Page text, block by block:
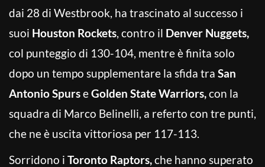
dai 28 di Westbrook, ha trascinato al successo i
suoi Houston Rockets, contro il Denver Nuggets,
col punteggio di 130-104, mentre è finita solo
dopo un tempo supplementare la sfida tra San
Antonio SpurseGolden State Warriors,con la
squadra di Marco Belinelli, a referto con tre punti,
che ne è uscita vittoriosa per 117-113.
Sorridono i Toronto Raptors,che hanno superato